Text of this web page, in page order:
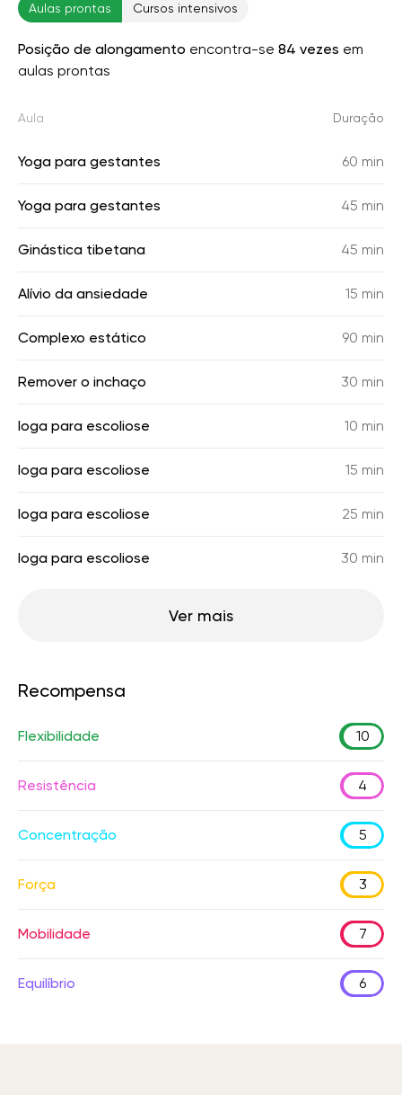
Aulas prontas Cursos intensivos
Posição de alongamento encontra-se 84 vezes em
aulas prontas
Aula Duração
Yoga para gestantes 60 min
Yoga para gestantes 45 min
Ginástica tibetana 45 min
Alívio da ansiedade 15 min
Complexo estático 90 min
Remover o inchaço 30 min
Ioga para escoliose 10 min
Ioga para escoliose 15 min
Ioga para escoliose 25 min
Ioga para escoliose 30 min
Ver mais
Recompensa
Flexibilidade 10
Resistência 4
Concentração 5
Força 3
Mobilidade 7
Equilíbrio 6